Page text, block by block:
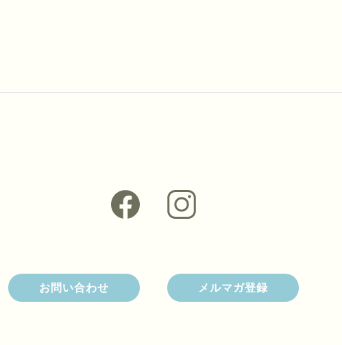
お問い合わせ メルマガ登録